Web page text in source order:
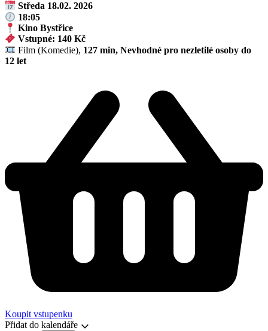
Středa 18.02. 2026
18:05
Kino Bystřice
Vstupné: 140 Kč
Film (Komedie), 127 min, Nevhodné pro nezletilé osoby do
12 let
Koupit vstupenku
Přidat do kalendáře